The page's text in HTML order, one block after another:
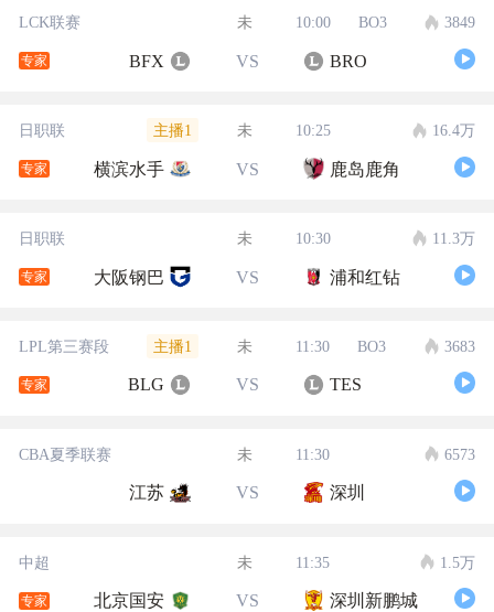
LCK联赛 未 10:00 BO3 3849
专家 BFX VS BRO
日职联 主播1 未 10:25 16.4万
专家 横滨水手 VS 鹿岛鹿角
日职联 未 10:30 11.3万
专家 大阪钢巴 VS 浦和红钻
LPL第三赛段 主播1 未 11:30 BO3 3683
专家 BLG VS TES
CBA夏季联赛 未 11:30 6573
江苏 VS 深圳
中超 未 11:35 1.5万
专家 北京国安 VS 深圳新鹏城